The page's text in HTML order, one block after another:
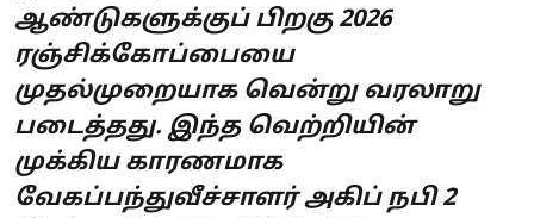
ஆண்டுகளுக்குப் பிறகு 2026
ரஞ்சிக்கோப்பையை
முதல்முறையாக வென்று வரலாறு
படைத்தது. இந்த வெற்றியின்
முக்கிய காரணமாக
வேகப்பந்துவீச்சாளர் அகிப் நபி 2